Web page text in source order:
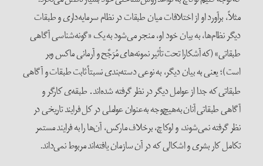
مثلاً، برآورد او از اختلافات میان طبقات در نظام سرمایه‌داری و طبقات
دیگر نظام‌ها، به بیان خود او، منجر می‌شود به یک «گونه‌شناسی آگاهی
طبقاتی» (که آشکارا تحت تأثیر نمونه‌های مُرَجَّح و آرمانی ماکس وبر
است)؛ یعنی به بیان دیگر، به نوعی دسته‌بندی نسبتاً ثابت طبقات و آگاهی
طبقاتی که جدا از عوامل دیگر در نظر گرفته شده‌اند.طبقه‌ی کارگر و
آگاهی طبقاتی آنان به‌هیچ‌وجه به‌عنوان عواملی در کل فرایند تاریخی در
نظر گرفته نمی‌شوند، و لوکاچ، برخلاف مارکس، آن‌ها را به فرایند مستمر
تکامل کار بشری و اشکالی که در آن سازمان ‌یافته‌‌اند مربوط نمی‌داند.